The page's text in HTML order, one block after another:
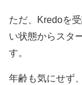
ただ、Kredoを
い状態からスタ
す。
年齢も気にせず